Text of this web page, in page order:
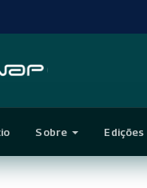
Sobre Edições